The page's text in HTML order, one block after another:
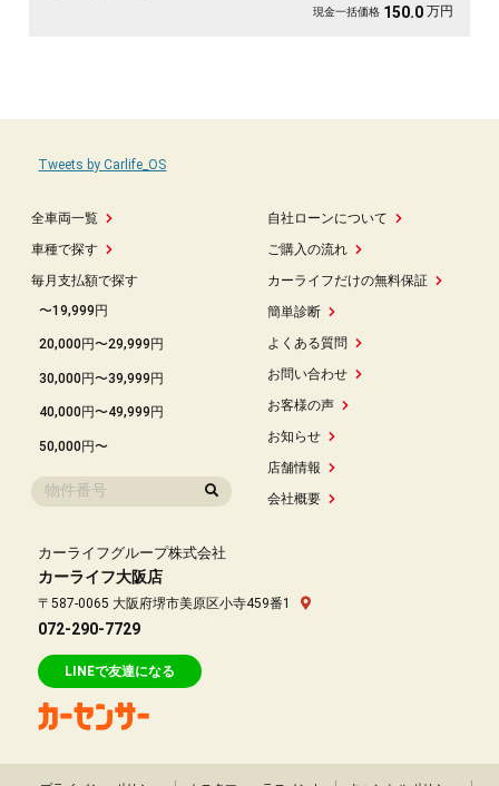
現金一括価格 150.0 万円
全車両一覧
車種で探す
毎月支払額で探す
〜19,999円
20,000円〜29,999円
30,000円〜39,999円
40,000円〜49,999円
50,000円〜
自社ローンについて
ご購入の流れ
カーライフだけの無料保証
簡単診断
よくある質問
お問い合わせ
お客様の声
お知らせ
店舗情報
会社概要
Tweets by Carlife_OS
カーライフグループ株式会社
カーライフ大阪店
〒587-0065 大阪府堺市美原区小寺459番1
072-290-7729
LINEで友達になる